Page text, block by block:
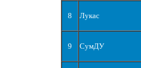
8 Лукас
9 СумДУ